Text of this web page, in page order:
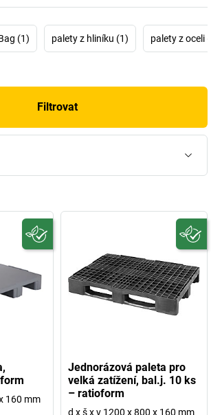
(1) palety z hliníku (1) palety z oceli
Filtrovat
160 mm
Jednorázová paleta pro
velká zatížení, bal.j. 10 ks
– ratioform
d x š x v 1200 x 800 x 160 mm